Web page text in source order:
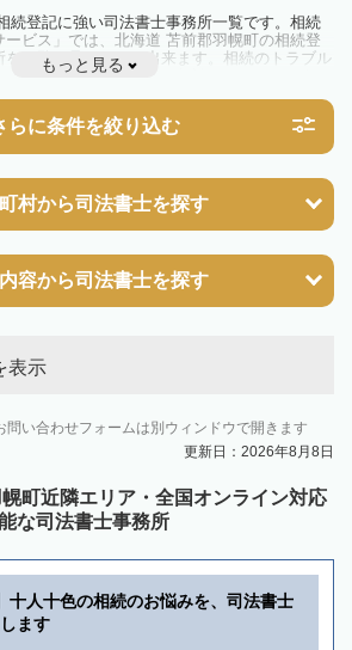
続登記に強い司法書士事務所一覧です。相続
ビス」では、北海道 苫前郡羽幌町の相続登
一覧で見ることが出来ます。相続のトラブル
は一度近隣の司法書士に相談してみましょう。
続を知った日から3年以内に登記しないと、
られるため、速やかな手続きが必要です。義務
め注意しましょう。
任せることが可能です。
続人申告登記制度が創設されました。遺産分割
記できない場合は、この制度の活用を検討し
もっと見る
らに条件を絞り込む
村から司法書士を探す
容から司法書士を探す
表示
問い合わせフォームは別ウィンドウで開きます
更新日：2026年8月8日
町近隣エリア・全国オンライン対応
な司法書士事務所
十人十色の相続のお悩みを、司法書士
ます